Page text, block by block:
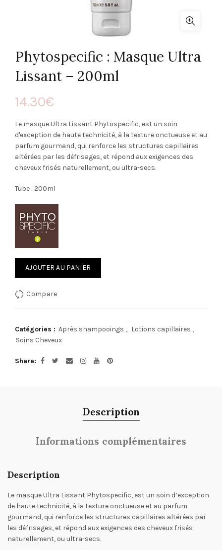
Phytospecific : Masque Ultra
Lissant – 200ml
14.30€
Le masque Ultra Lissant Phytospecific, est un soin
d'exception de haute technicité, à la texture onctueuse et au
parfum gourmand, qui renforce les structures capillaires
altérées par les défrisages, et répond aux exigences des
cheveux frisés naturellement, ou ultra-secs.
Tube : 200ml
AJOUTER AU PANIER
Compare
Catégories : Après shampooings , Lotions capillaires ,
Soins Cheveux
Share
Description
Informations complémentaires
Description
Le masque Ultra Lissant Phytospecific, est un soin d’exception
de haute technicité, à la texture onctueuse et au parfum
gourmand, qui renforce les structures capillaires altérées par
les défrisages, et répond aux exigences des cheveux frisés
naturellement, ou ultra-secs.